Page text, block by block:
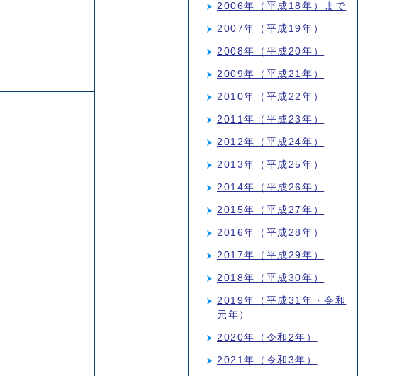
2006年（平成18年）まで
2007年（平成19年）
2008年（平成20年）
2009年（平成21年）
2010年（平成22年）
2011年（平成23年）
2012年（平成24年）
2013年（平成25年）
2014年（平成26年）
2015年（平成27年）
2016年（平成28年）
2017年（平成29年）
2018年（平成30年）
2019年（平成31年・令和
元年）
2020年（令和2年）
2021年（令和3年）